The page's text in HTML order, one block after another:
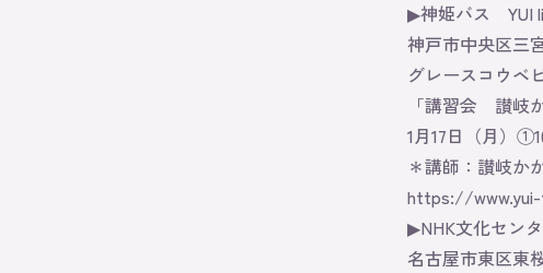
▶神姫バス YUI
神戸市中央区三
グレースコウベ
「講習会 讃岐
1月17日（月）
＊講師：讃岐か
https://
▶NHK文化セン
名古屋市東区東